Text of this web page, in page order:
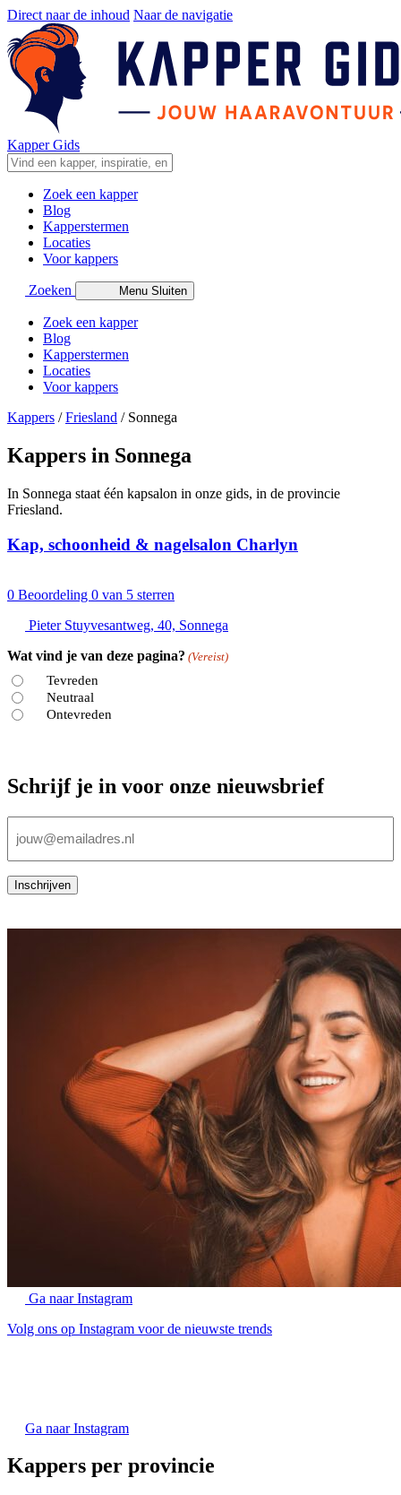
Direct naar de inhoud Naar de navigatie
Kapper Gids
Zoek een kapper
Blog
Kapperstermen
Locaties
Voor kappers
Zoeken Menu Sluiten
Zoek een kapper
Blog
Kapperstermen
Locaties
Voor kappers
Kappers /Friesland / Sonnega
Kappers in Sonnega
In Sonnega staat één kapsalon in onze gids, in de provincie
Friesland.
Kap, schoonheid & nagelsalon Charlyn
0 Beoordeling 0 van 5 sterren
Pieter Stuyvesantweg, 40, Sonnega
Wat vind je van deze pagina? (Vereist)
Tevreden
Neutraal
Ontevreden
Schrijf je in voor onze nieuwsbrief
mailadres
Inschrijven
Ga naar Instagram
Volg ons op Instagram voor de nieuwste trends
Ga naar Instagram
Kappers per provincie